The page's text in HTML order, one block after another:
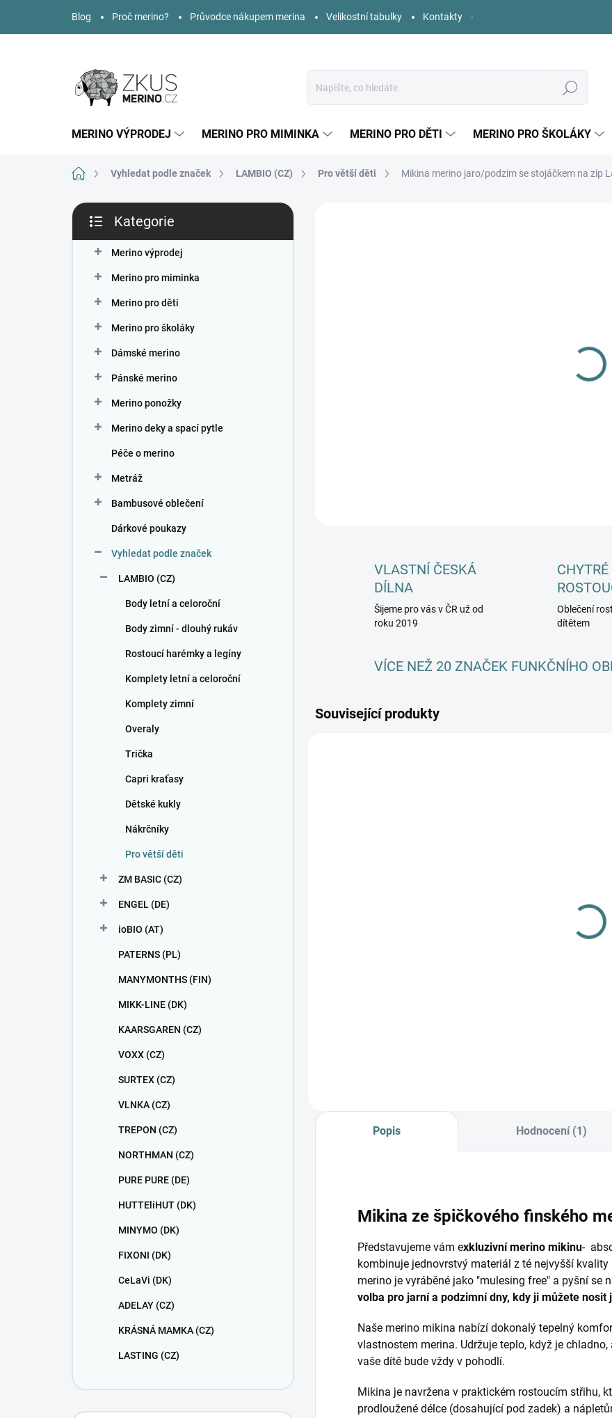
obsah
Blog Proč merino? Průvodce nákupem merina Velikostní tabulky Kontakty
Hledat
MERINO VÝPRODEJ MERINO PRO MIMINKA MERINO PRO DĚTI MERINO PRO ŠKOLÁKY
Domů Vyhledat podle značek LAMBIO (CZ) Pro větší děti Mikina merino jaro/podzim se stojáčkem na zip
P
s
kategorie
Kategorie
Merino výprodej
Merino pro miminka
Merino pro děti
Merino pro školáky
Dámské merino
Pánské merino
Merino ponožky
Merino deky a spací pytle
Péče o merino
Metráž
Bambusové oblečení
Dárkové poukazy
Vyhledat podle značek
LAMBIO (CZ)
Body letní a celoroční
Body zimní - dlouhý rukáv
Rostoucí harémky a legíny
Komplety letní a celoroční
Komplety zimní
Overaly
Trička
Capri kraťasy
Dětské kukly
Nákrčníky
Pro větší děti
ZM BASIC (CZ)
ENGEL (DE)
ioBIO (AT)
PATERNS (PL)
MANYMONTHS (FIN)
MIKK-LINE (DK)
KAARSGAREN (CZ)
VOXX (CZ)
SURTEX (CZ)
VLNKA (CZ)
TREPON (CZ)
NORTHMAN (CZ)
PURE PURE (DE)
HUTTEliHUT (DK)
MINYMO (DK)
FIXONI (DK)
CeLaVi (DK)
ADELAY (CZ)
KRÁSNÁ MAMKA (CZ)
LASTING (CZ)
VLASTNÍ ČESKÁ
DÍLNA
Šijeme pro vás v ČR už od
roku 2019
CHYTRÉ
Oblečení
dítětem
VÍCE NEŽ 20 ZNAČEK FUNKČNÍHO
Související produkty
hedvábí.
NeobsahujePopis Hodnocení (1)
Mikina ze špičkového finského
Představujeme vám exkluzivní merino mikinu-
kombinuje jednovrstvý materiál z té nejvyšší
merino je vyráběné jako "mulesing free" a pyšní se
volba pro jarní a podzimní dny, kdy ji můžete nosit
Naše merino mikina nabízí dokonalý tepelný
vlastnostem merina. Udržuje teplo, když je
vaše dítě bude vždy v pohodlí.
Mikina je navržena v praktickém rostoucím střihu,
prodloužené délce (dosahující pod zadek) a